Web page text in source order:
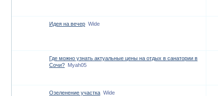
Идея на вечер Wide
Где можно узнать актуальные цены на отдых в санатории в
Сочи? Myah05
Озеленение участка Wide